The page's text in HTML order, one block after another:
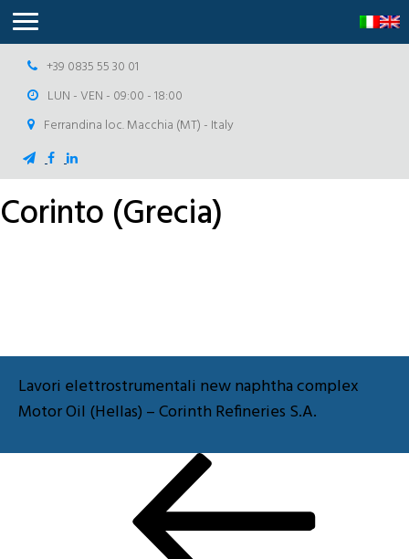
+39 0835 55 30 01
LUN - VEN - 09:00 - 18:00
Ferrandina loc. Macchia (MT) - Italy
Corinto (Grecia)
Lavori elettrostrumentali new naphtha complex
Motor Oil (Hellas) – Corinth Refineries S.A.
Navigazione
articoli